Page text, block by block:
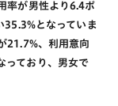
率が男性より6.4ポ
35.3%となっていま
21.7%、利用意向
っており、男女で